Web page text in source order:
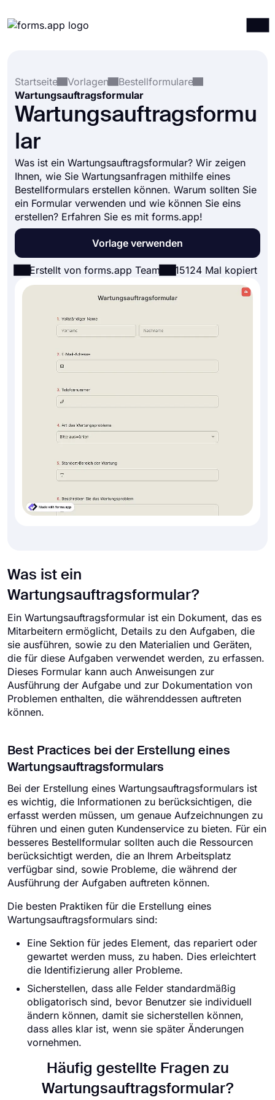
Integrationen
Vorlagen
Startseite
Vorlagen
Bestellformulare
Wartungsauftragsformular
Wartungsauftragsformu
lar
Was ist ein Wartungsauftragsformular? Wir zeigen
Ihnen, wie Sie Wartungsanfragen mithilfe eines
Bestellformulars erstellen können. Warum sollten Sie
ein Formular verwenden und wie können Sie eins
erstellen? Erfahren Sie es mit forms.app!
Vorlage verwenden
Erstellt von forms.app Team 15124 Mal kopiert
Was ist ein
Wartungsauftragsformular?
Ein Wartungsauftragsformular ist ein Dokument, das es
Mitarbeitern ermöglicht, Details zu den Aufgaben, die
sie ausführen, sowie zu den Materialien und Geräten,
die für diese Aufgaben verwendet werden, zu erfassen.
Dieses Formular kann auch Anweisungen zur
Ausführung der Aufgabe und zur Dokumentation von
Problemen enthalten, die währenddessen auftreten
können.
Best Practices bei der Erstellung eines
Wartungsauftragsformulars
Bei der Erstellung eines Wartungsauftragsformulars ist
es wichtig, die Informationen zu berücksichtigen, die
erfasst werden müssen, um genaue Aufzeichnungen zu
führen und einen guten Kundenservice zu bieten. Für ein
besseres Bestellformular sollten auch die Ressourcen
berücksichtigt werden, die an Ihrem Arbeitsplatz
verfügbar sind, sowie Probleme, die während der
Ausführung der Aufgaben auftreten können.
Die besten Praktiken für die Erstellung eines
Wartungsauftragsformulars sind:
Eine Sektion für jedes Element, das repariert oder
gewartet werden muss, zu haben. Dies erleichtert
die Identifizierung aller Probleme.
Sicherstellen, dass alle Felder standardmäßig
obligatorisch sind, bevor Benutzer sie individuell
ändern können, damit sie sicherstellen können,
dass alles klar ist, wenn sie später Änderungen
vornehmen.
Häufig gestellte Fragen zu
Wartungsauftragsformular?